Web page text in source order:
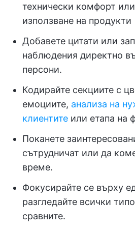
технически комфорт
използване на продукти
Добавете цитати или
наблюдения директно
персони.
Кодирайте секциите с
емоциите, анализа на
клиентите или етапа на
Поканете
сътрудничат или да
време.
Фокусирайте се върху
разгледайте всички
сравните.